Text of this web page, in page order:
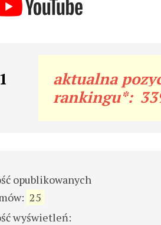
aktualna
rankingu*:
opublikowanych
25
wyświetleń: